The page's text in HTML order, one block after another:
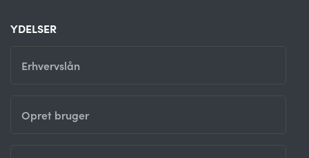
YDELSER
Erhvervslån
Opret bruger